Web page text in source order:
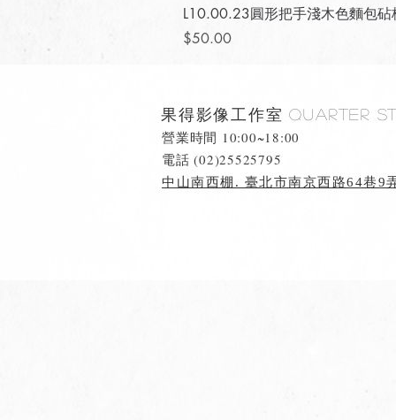
L10.00.23圓形把手淺木色麵包砧
價格
$50.00
果得影像工作室Quarter
營業時間 10:00~18:00
​電話 (02)25525795
中山南西棚. 臺北市南京西路64巷9